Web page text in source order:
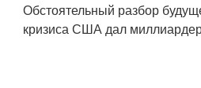
Обстоятельный разбор
кризиса США дал